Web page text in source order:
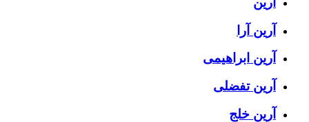
آرین آرا
آرین ابراهیمی
آرین تفضلی
آرین خلج